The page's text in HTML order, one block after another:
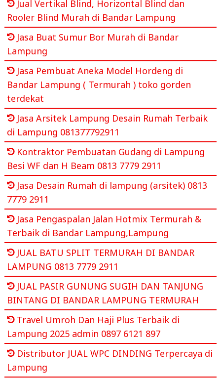
Jual Vertikal Blind, Horizontal Blind dan
Rooler Blind Murah di Bandar Lampung
Jasa Buat Sumur Bor Murah di Bandar
Lampung
Jasa Pembuat Aneka Model Hordeng di
Bandar Lampung ( Termurah ) toko gorden
terdekat
Jasa Arsitek Lampung Desain Rumah Terbaik
di Lampung 081377792911
Kontraktor Pembuatan Gudang di Lampung
Besi WF dan H Beam 0813 7779 2911
Jasa Desain Rumah di lampung (arsitek) 0813
7779 2911
Jasa Pengaspalan Jalan Hotmix Termurah &
Terbaik di Bandar Lampung,Lampung
JUAL BATU SPLIT TERMURAH DI BANDAR
LAMPUNG 0813 7779 2911
JUAL PASIR GUNUNG SUGIH DAN TANJUNG
BINTANG DI BANDAR LAMPUNG TERMURAH
Travel Umroh Dan Haji Plus Terbaik di
Lampung 2025 admin 0897 6121 897
Distributor JUAL WPC DINDING Terpercaya di
Lampung